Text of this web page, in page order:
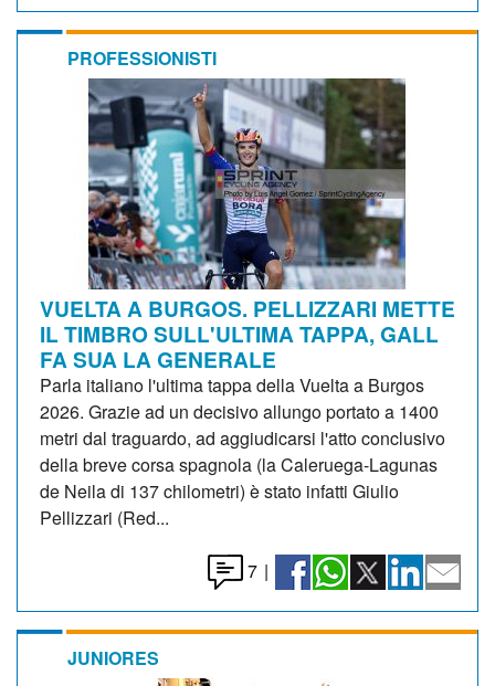
PROFESSIONISTI
VUELTA A BURGOS. PELLIZZARI METTE
IL TIMBRO SULL'ULTIMA TAPPA, GALL
FA SUA LA GENERALE
Parla italiano l'ultima tappa della Vuelta a Burgos
2026. Grazie ad un decisivo allungo portato a 1400
metri dal traguardo, ad aggiudicarsi l'atto conclusivo
della breve corsa spagnola (la Caleruega-Lagunas
de Neila di 137 chilometri) è stato infatti Giulio
Pellizzari (Red...
7 |
JUNIORES